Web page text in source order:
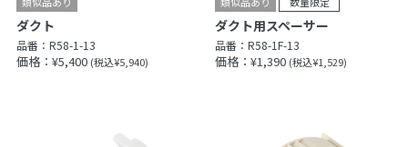
ダクト
品番： R58-1-13
価格：¥5,400 (税込¥5,940)
ダクト用スペーサー
品番：R58-1F-13
価格：¥1,390 (税込¥1,529)